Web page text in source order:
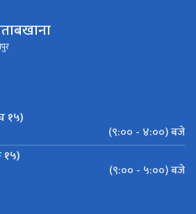
१५)
(९:०० - ४:००) बजे
१५)
(९:०० - ५:००) बजे